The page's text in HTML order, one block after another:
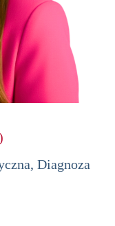
Diagnoza